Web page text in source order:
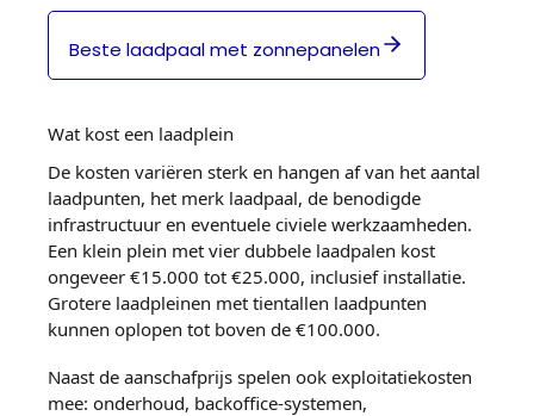
Beste laadpaal met zonnepanelen
Wat kost een laadplein
De kosten variëren sterk en hangen af van het aantal
laadpunten, het merk laadpaal, de benodigde
infrastructuur en eventuele civiele werkzaamheden.
Een klein plein met vier dubbele laadpalen kost
ongeveer €15.000 tot €25.000, inclusief installatie.
Grotere laadpleinen met tientallen laadpunten
kunnen oplopen tot boven de €100.000.
Naast de aanschafprijs spelen ook exploitatiekosten
mee: onderhoud, backoffice-systemen,